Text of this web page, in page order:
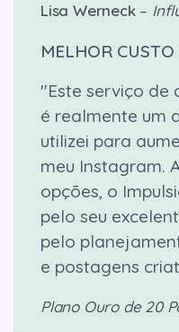
Lisa Werneck–
MELHOR
"Este serviço de
é realmente um
utilizei para
meu Instagram.
opções, o
pelo seu
pelo
e postagens
Plano Ouro de 20